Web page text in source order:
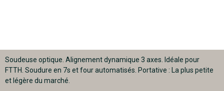
Soudeuse optique. Alignement dynamique 3 axes. Idéale pour
FTTH. Soudure en 7s et four automatisés. Portative : La plus petite
et légère du marché.